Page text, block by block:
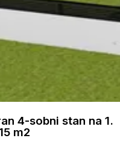
4-sobni stan na 1.
m2